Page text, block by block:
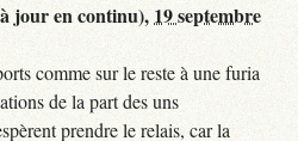
jour en continu), 19 septembre
comme sur le reste à une furia
de la part des uns
prendre le relais, car la